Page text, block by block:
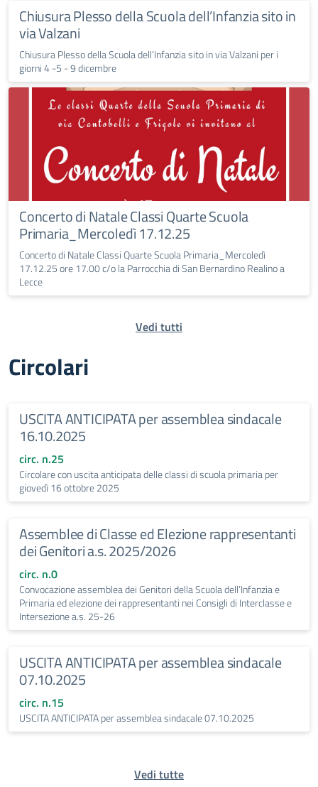
Chiusura Plesso della Scuola dell’Infanzia sito in
via Valzani
Chiusura Plesso della Scuola dell’Infanzia sito in via Valzani per i
giorni 4 -5 - 9 dicembre
Concerto di Natale Classi Quarte Scuola
Primaria_Mercoledì 17.12.25
Concerto di Natale Classi Quarte Scuola Primaria_Mercoledì
17.12.25 ore 17.00 c/o la Parrocchia di San Bernardino Realino a
Lecce
Vedi tutti
Circolari
USCITA ANTICIPATA per assemblea sindacale
16.10.2025
circ. n.25
Circolare con uscita anticipata delle classi di scuola primaria per
giovedì 16 ottobre 2025
Assemblee di Classe ed Elezione rappresentanti
dei Genitori a.s. 2025/2026
circ. n.0
Convocazione assemblea dei Genitori della Scuola dell’Infanzia e
Primaria ed elezione dei rappresentanti nei Consigli di Interclasse e
Intersezione a.s. 25-26
USCITA ANTICIPATA per assemblea sindacale
07.10.2025
circ. n.15
USCITA ANTICIPATA per assemblea sindacale 07.10.2025
Vedi tutte